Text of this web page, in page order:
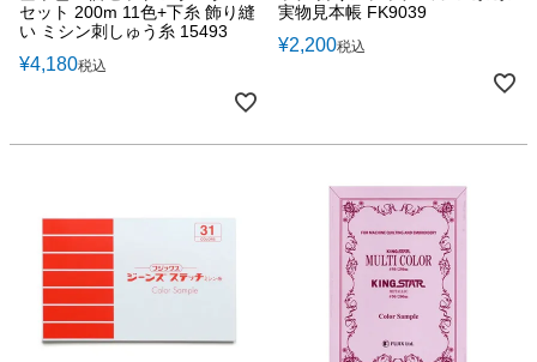
セット 200m 11色+下糸 飾り縫
い ミシン刺しゅう糸 15493
¥4,180税込
実物見本帳 FK9039
¥2,200税込